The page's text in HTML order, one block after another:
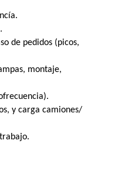
de pedidos (picos,
montaje,
y carga camiones/